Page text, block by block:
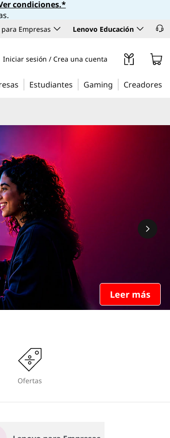
condiciones.*
para Empresas Lenovo Educación
Iniciar sesión / Crea una cuenta
Estudiantes Gaming Creadores
Leer más
Ofertas